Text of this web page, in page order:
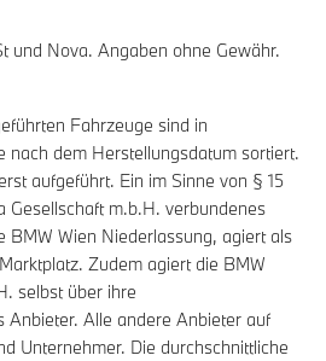
und Nova. Angaben ohne Gewähr.
Fahrzeuge sind in
nach dem Herstellungsdatum sortiert.
aufgeführt. Ein im Sinne von § 15
Gesellschaft m.b.H. verbundenes
BMW Wien Niederlassung, agiert als
Zudem agiert die BMW
selbst über ihre
Anbieter. Alle andere Anbieter auf
Unternehmer. Die durchschnittliche